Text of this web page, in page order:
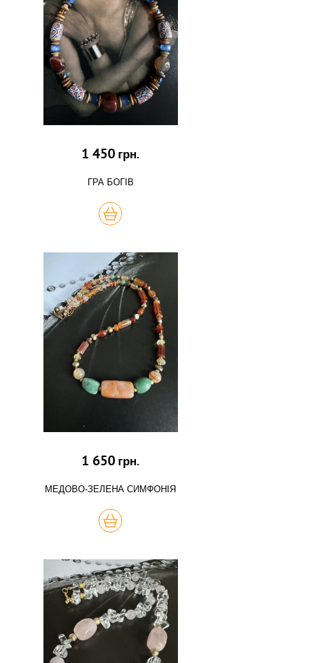
1 450 грн.
ГРА БОГІВ
КУПИТЬ
1 650 грн.
МЕДОВО-ЗЕЛЕНА СИМФОНІЯ
КУПИТЬ